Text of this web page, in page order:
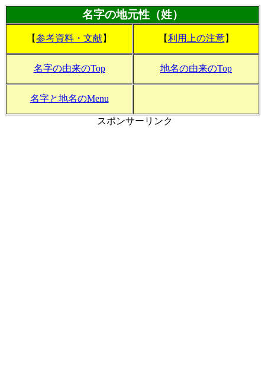
名字の地元性（姓）
【参考資料・文献】 【利用上の注意】
名字の由来のTop 地名の由来のTop
名字と地名のMenu
スポンサーリンク